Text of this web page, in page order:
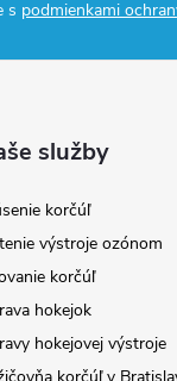
s podmienkami
služby
korčúľ
výstroje ozónom
korčúľ
hokejok
hokejovej výstroje